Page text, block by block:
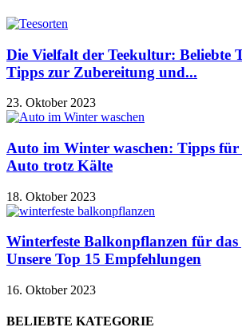
Die Vielfalt der Teekultur: Beliebte
Tipps zur Zubereitung und...
23. Oktober 2023
Auto im Winter waschen: Tipps für
Auto trotz Kälte
18. Oktober 2023
Winterfeste Balkonpflanzen für das
Unsere Top 15 Empfehlungen
16. Oktober 2023
BELIEBTE KATEGORIE